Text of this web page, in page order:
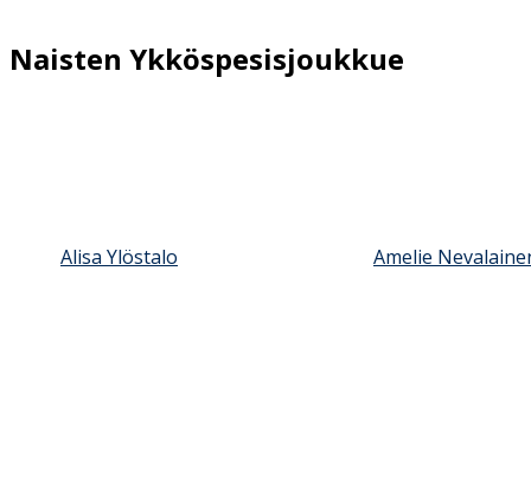
Naisten Ykköspesisjoukkue
Alisa Ylöstalo Amelie